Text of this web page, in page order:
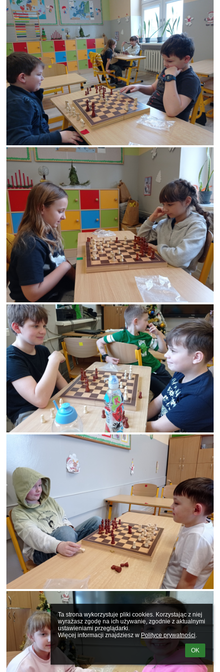
Ta strona wykorzystuje pliki cookies. Korzystając z niej
wyrażasz zgodę na ich używanie, zgodnie z aktualnymi
ustawieniami przeglądarki.
Więcej informacji znajdziesz w Polityce prywatności.
OK